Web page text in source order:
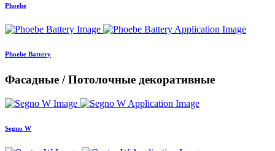
Phoebe
Phoebe Battery
Фасадные / Потолочные декоративные
Segno W